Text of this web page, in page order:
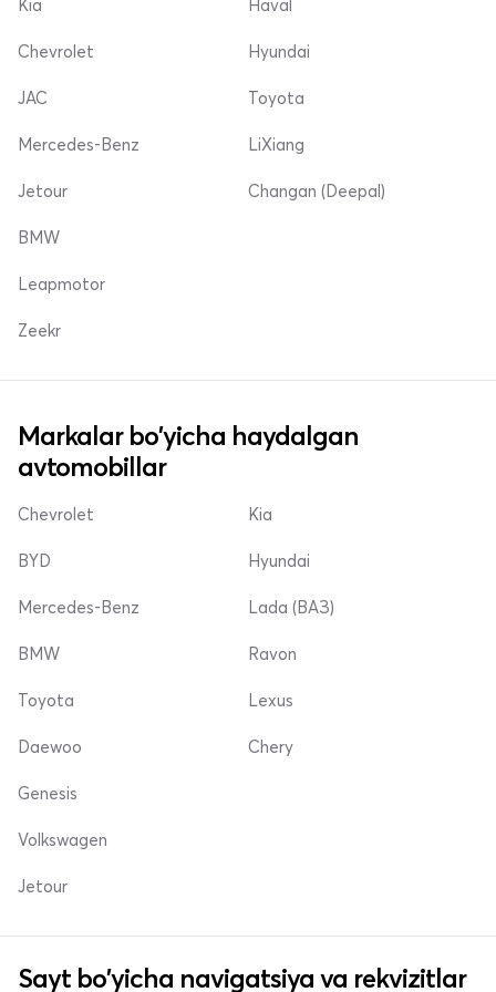
Kia
Chevrolet
Haval
Hyundai
JAC
Mercedes-Benz
Jetour
Toyota
LiXiang
Changan (Deepal)
BMW
Leapmotor
Zeekr
Markalar bo'yicha haydalgan
avtomobillar
Chevrolet
BYD
Mercedes-Benz
Kia
Hyundai
Lada (ВАЗ)
BMW
Toyota
Daewoo
Ravon
Lexus
Chery
Genesis
Volkswagen
Jetour
Sayt bo'yicha navigatsiya va rekvizitlar